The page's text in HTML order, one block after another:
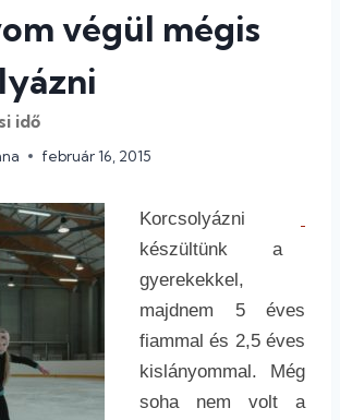
végül mégis
idő
február 16, 2015
Korcsolyázni
készültünk a
gyerekekkel,
majdnem 5 éves
fiammal és 2,5 éves
kislányommal. Még
soha nem volt a